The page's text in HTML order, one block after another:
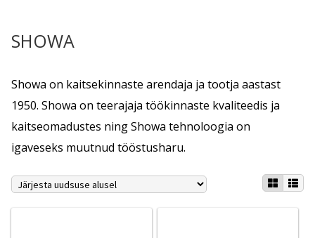
SHOWA
Showa on kaitsekinnaste arendaja ja tootja aastast
1950. Showa on teerajaja töökinnaste kvaliteedis ja
kaitseomadustes ning Showa tehnoloogia on
igaveseks muutnud tööstusharu.